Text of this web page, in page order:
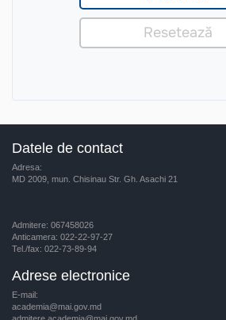
Datele de contact
Adresa:
MD 2009, mun. Chisinau Str. Gh. Asachi 21
Admitere: 067458026
Anticamera: 022-22-97-27
Tel./fax: 022-73-89-94
Adrese electronice
E-mail:
academia@mai.gov.md
admitere.academia@mai.gov.md